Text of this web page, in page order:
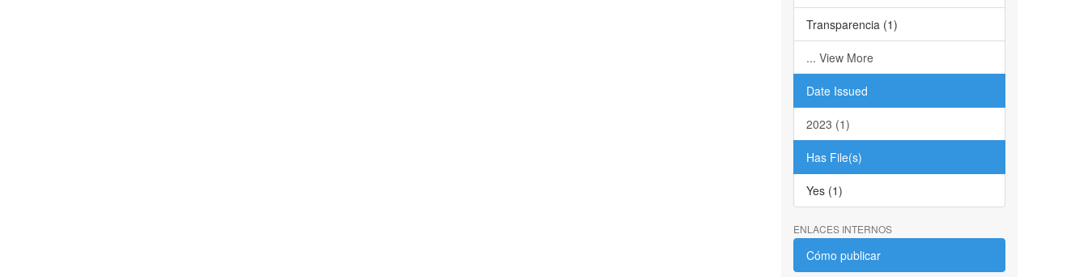
Transparencia (1)
... View More
Date Issued
2023 (1)
Has File(s)
Yes (1)
ENLACES INTERNOS
Cómo publicar